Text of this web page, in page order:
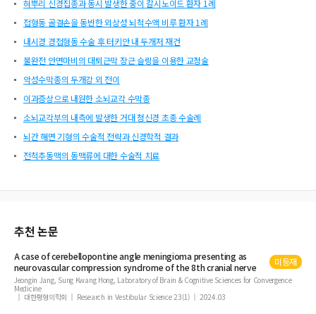
혀뿌리 신경집종과 동시 발생한 중이 칼시노이드 환자 1례
접형동 골결손을 동반한 외상성 뇌척수액 비루 환자 1례
내시경 경접형동 수술 후 터키안 내 두개저 재건
불완전 안면마비의 대퇴근막 장근 슬링을 이용한 교정술
악성수막종의 두개강 외 전이
이과증상으로 내원한 소뇌교각 수막종
소뇌교각부의 내측에 발생한 거대 청신경 초종 수술례
뇌간 해면 기형의 수술적 전략과 신경학적 결과
전척추동맥의 동맥류에 대한 수술적 치료
추천 논문
A case ofcerebellopontineanglemeningioma presenting as
neurovascular compression syndrome of the 8th cranial nerve
미등재
Jeongin Jang, Sung Kwang Hong, Laboratory of Brain & Cognitive Sciences for Convergence
Medicine
대한평형의학회
Research in Vestibular Science 23(1) 2024.03